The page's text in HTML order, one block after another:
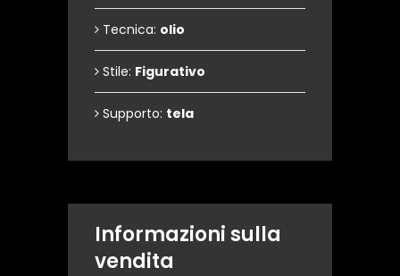
Tecnica: olio
Stile: Figurativo
Supporto: tela
Informazioni sulla
vendita